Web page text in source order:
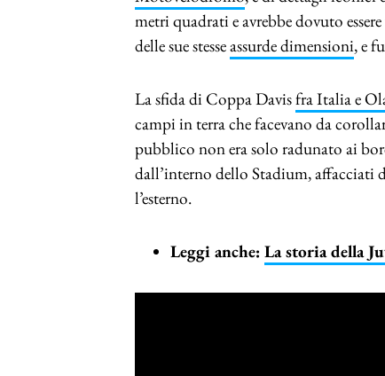
metri quadrati e avrebbe dovuto
delle sue stesseassurde dimensioni, e
La sfida di Coppa Davisfra Italia e
campi in terra che facevano da
pubblico non era solo radunato ai
dall’interno dello Stadium, affacciati
l’esterno.
Leggi anche: La storia della